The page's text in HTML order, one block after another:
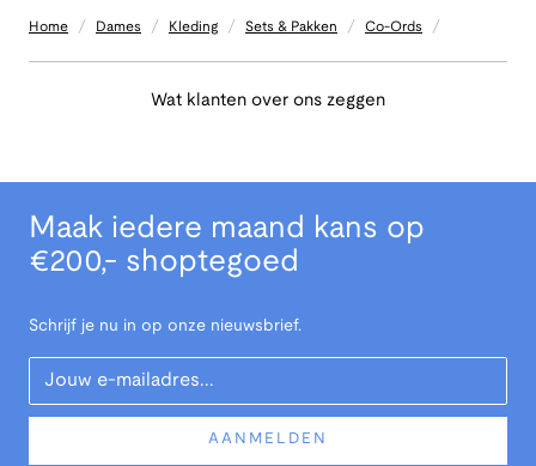
Home / Dames / Kleding / Sets & Pakken / Co-Ords /
Wat klanten over ons zeggen
Maak iedere maand kans op
€200,- shoptegoed
Schrijf je nu in op onze nieuwsbrief.
Your Email
AANMELDEN